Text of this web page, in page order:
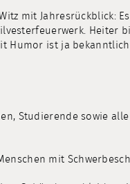
mit Jahresrückblick:
Heiter
Humor ist ja
Studierende sowie
mit